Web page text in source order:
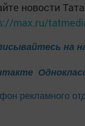
новости
max.ru/
на
рекламного